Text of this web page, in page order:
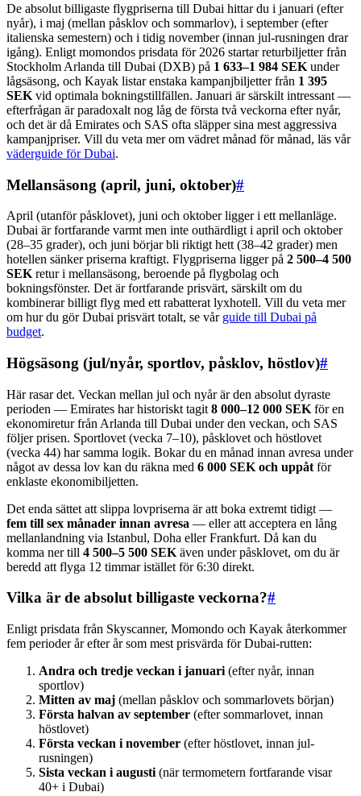
De absolut billigaste flygpriserna till Dubai hittar du i januari (efter
nyår), i maj (mellan påsklov och sommarlov), i september (efter
italienska semestern) och i tidig november (innan jul-rusningen drar
igång). Enligt momondos prisdata för 2026 startar returbiljetter från
Stockholm Arlanda till Dubai (DXB) på 1 633–1 984 SEK under
lågsäsong, och Kayak listar enstaka kampanjbiljetter från 1 395
SEK vid optimala bokningstillfällen. Januari är särskilt intressant —
efterfrågan är paradoxalt nog låg de första två veckorna efter nyår,
och det är då Emirates och SAS ofta släpper sina mest aggressiva
kampanjpriser. Vill du veta mer om vädret månad för månad, läs vår
väderguide för Dubai.
Mellansäsong (april, juni, oktober)#
April (utanför påsklovet), juni och oktober ligger i ett mellanläge.
Dubai är fortfarande varmt men inte outhärdligt i april och oktober
(28–35 grader), och juni börjar bli riktigt hett (38–42 grader) men
hotellen sänker priserna kraftigt. Flygpriserna ligger på 2 500–4 500
SEK retur i mellansäsong, beroende på flygbolag och
bokningsfönster. Det är fortfarande prisvärt, särskilt om du
kombinerar billigt flyg med ett rabatterat lyxhotell. Vill du veta mer
om hur du gör Dubai prisvärt totalt, se vår guide till Dubai på
budget.
Högsäsong (jul/nyår, sportlov, påsklov, höstlov)#
Här rasar det. Veckan mellan jul och nyår är den absolut dyraste
perioden — Emirates har historiskt tagit 8 000–12 000 SEK för en
ekonomiretur från Arlanda till Dubai under den veckan, och SAS
följer prisen. Sportlovet (vecka 7–10), påsklovet och höstlovet
(vecka 44) har samma logik. Bokar du en månad innan avresa under
något av dessa lov kan du räkna med 6 000 SEK och uppåt för
enklaste ekonomibiljetten.
Det enda sättet att slippa lovpriserna är att boka extremt tidigt —
fem till sex månader innan avresa — eller att acceptera en lång
mellanlandning via Istanbul, Doha eller Frankfurt. Då kan du
komma ner till 4 500–5 500 SEK även under påsklovet, om du är
beredd att flyga 12 timmar istället för 6:30 direkt.
Vilka är de absolut billigaste veckorna?#
Enligt prisdata från Skyscanner, Momondo och Kayak återkommer
fem perioder år efter år som mest prisvärda för Dubai-rutten:
Andra och tredje veckan i januari (efter nyår, innan
sportlov)
Mitten av maj (mellan påsklov och sommarlovets början)
Första halvan av september (efter sommarlovet, innan
höstlovet)
Första veckan i november (efter höstlovet, innan jul-
rusningen)
Sista veckan i augusti (när termometern fortfarande visar
40+ i Dubai)